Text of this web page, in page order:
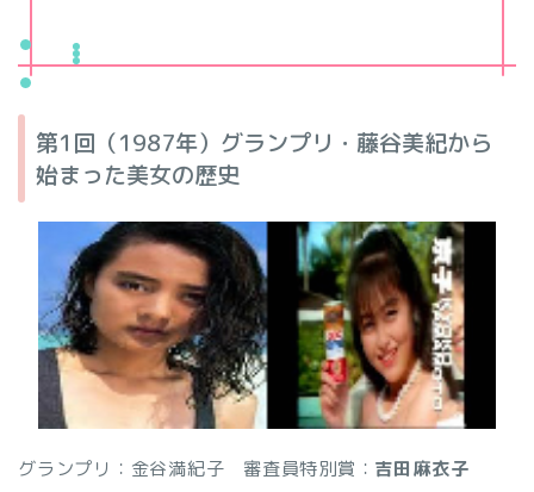
第1回（1987年）グランプリ・藤谷美紀から
始まった美女の歴史
グランプリ：金谷満紀子 審査員特別賞： 吉田麻衣子